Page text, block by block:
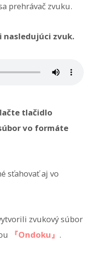
prehrávač zvuku.
nasledujúci zvuk.
tlačidlo
vo formáte
sťahovať aj vo
zvukový súbor
『Ondoku』 .